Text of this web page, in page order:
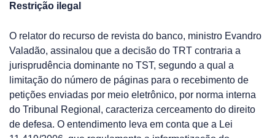
Restrição ilegal
O relator do recurso de revista do banco, ministro Evandro
Valadão, assinalou que a decisão do TRT contraria a
jurisprudência dominante no TST, segundo a qual a
limitação do número de páginas para o recebimento de
petições enviadas por meio eletrônico, por norma interna
do Tribunal Regional, caracteriza cerceamento do direito
de defesa. O entendimento leva em conta que a Lei